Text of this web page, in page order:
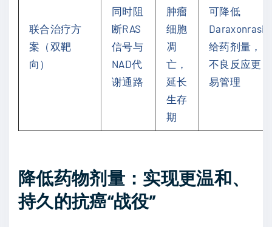
联合治疗方
案（双靶
向）
同时阻
断RAS
信号与
NAD代
谢通路
肿瘤
细胞
凋
亡，
延长
生存
期
可降低
Daraxonrasib
给药剂量，
不良反应更
易管理
降低药物剂量：实现更温和、
持久的抗癌“战役”